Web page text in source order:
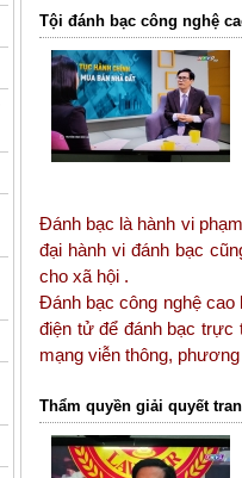
Tội đánh bạc công nghệ
Đánh bạc là hành vi
đại hành vi đánh bạc
cho xã hội .
Đánh bạc công nghệ
điện tử để đánh bạc trực
mạng viễn thông,
Thẩm quyền giải quyết